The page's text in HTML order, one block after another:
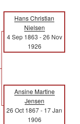
Hans Christian
Nielsen
4 Sep 1863 -26 Nov
1926
Ansine Martine
Jensen
26 Oct 1867- 17 Jan
1906